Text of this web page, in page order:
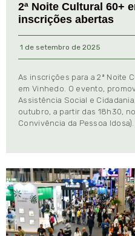
2ª Noite Cultural 60+
inscrições abertas
1 de setembro de 2025
As inscrições para a 2ª Noite
em Vinhedo. O evento,
Assistência Social e
outubro, a partir das 18h30,
Convivência da Pessoa Idosa).